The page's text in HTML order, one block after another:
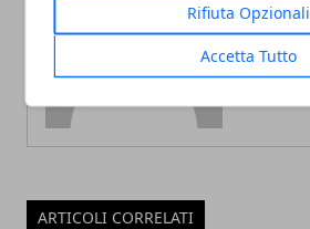
Rifiuta Opzionali
Accetta Tutto
Redazione
ARTICOLI CORRELATI